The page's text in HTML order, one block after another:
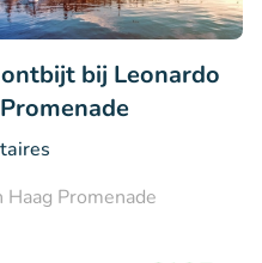
bij Leonardo
Promenade